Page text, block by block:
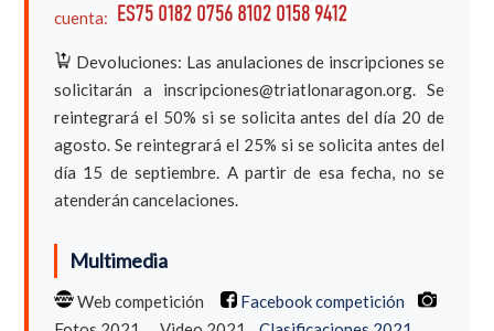
cuenta:
Devoluciones: Las anulaciones de inscripciones se
solicitarán a inscripciones@triatlonaragon.org. Se
reintegrará el 50% si se solicita antes del día 20 de
agosto. Se reintegrará el 25% si se solicita antes del
día 15 de septiembre. A partir de esa fecha, no se
atenderán cancelaciones.
Multimedia
Web competición
Facebook competición